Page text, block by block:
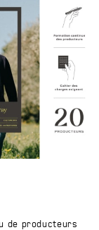
de producteurs